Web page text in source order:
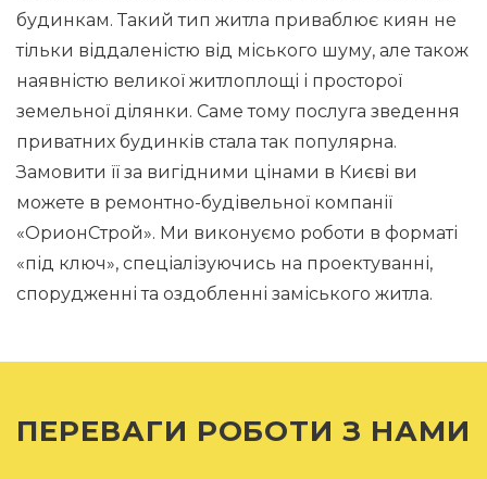
будинкам. Такий тип житла приваблює киян не
тільки віддаленістю від міського шуму, але також
наявністю великої житлоплощі і просторої
земельної ділянки. Саме тому послуга зведення
приватних будинків стала так популярна.
Замовити її за вигідними цінами в Києві ви
можете в ремонтно-будівельної компанії
«ОрионСтрой». Ми виконуємо роботи в форматі
«під ключ», спеціалізуючись на проектуванні,
спорудженні та оздобленні заміського житла.
ПЕРЕВАГИ РОБОТИ З НАМИ